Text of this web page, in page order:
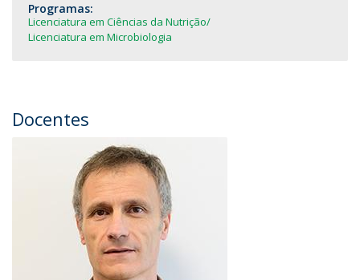
Programas:
Licenciatura em Ciências da Nutrição
Licenciatura em Microbiologia
Docentes